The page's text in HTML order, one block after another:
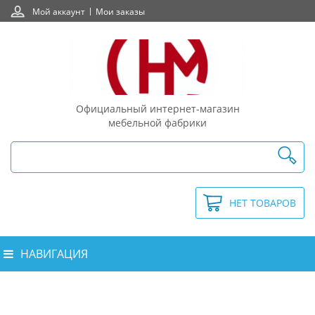
Мой аккаунт Мои заказы
Официальный интернет-магазин
мебельной фабрики
НЕТ ТОВАРОВ
НАВИГАЦИЯ